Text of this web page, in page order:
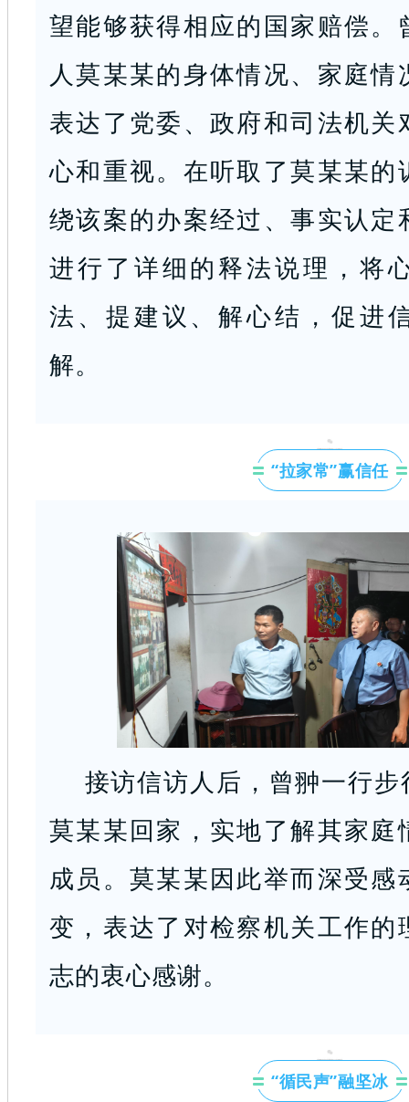
望能够获得相应的国家赔偿。
人莫某某的身体情况、家庭
表达了党委、政府和司法机关
心和重视。在听取了莫某某的
绕该案的办案经过、事实认定
进行了详细的释法说理，将
法、提建议、解心结，促进
解。
“拉家常”赢信任
接访信访人后，曾翀一行
莫某某回家，实地了解其家庭
成员。莫某某因此举而深受感
变，表达了对检察机关工作的
志的衷心感谢。
“循民声”融坚冰